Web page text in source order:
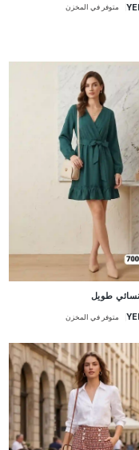
متوفر في المخزن
طويل
متوفر في المخزن